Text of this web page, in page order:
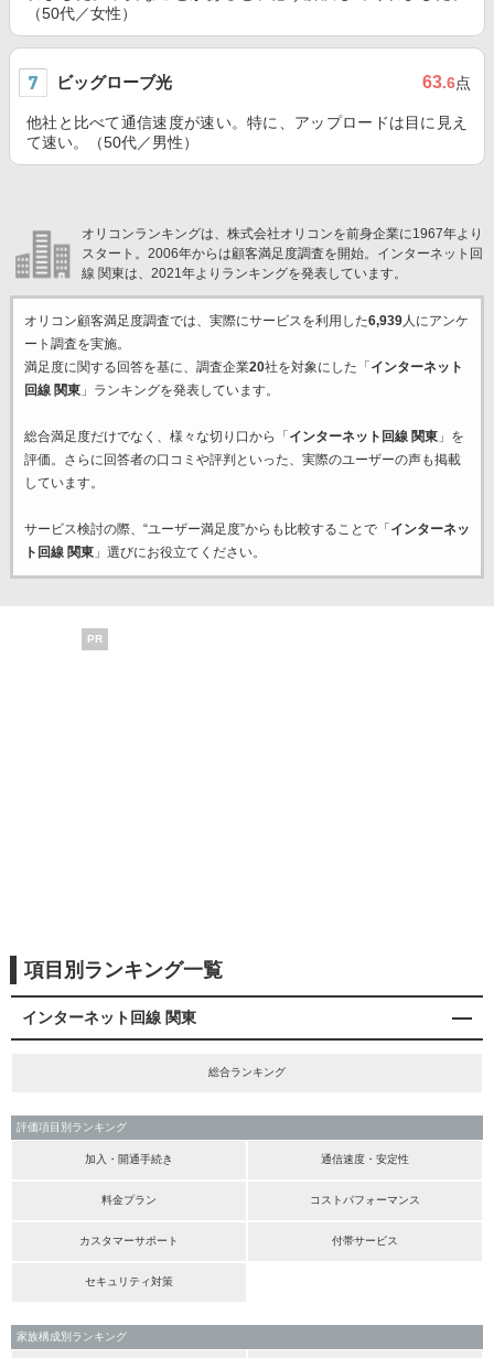
（50代／女性）
ビッグローブ光 63.6点
他社と比べて通信速度が速い。特に、アップロードは目に見え
て速い。（50代／男性）
オリコンランキングは、株式会社オリコンを前身企業に1967年より
スタート。2006年からは顧客満足度調査を開始。インターネット回
線 関東は、2021年よりランキングを発表しています。
オリコン顧客満足度調査では、実際にサービスを利用した6,939人にアンケ
ート調査を実施。
満足度に関する回答を基に、調査企業20社を対象にした「 インターネット
回線 関東」ランキングを発表しています。
総合満足度だけでなく、様々な切り口から「 インターネット回線 関東」を
評価。さらに回答者の口コミや評判といった、実際のユーザーの声も掲載
しています。
サービス検討の際、“ユーザー満足度”からも比較することで「 インターネッ
ト回線 関東」選びにお役立てください。
PR
項目別ランキング一覧
インターネット回線 関東
総合ランキング
評価項目別ランキング
加入・開通手続き 通信速度・安定性
料金プラン コストパフォーマンス
カスタマーサポート 付帯サービス
セキュリティ対策
家族構成別ランキング